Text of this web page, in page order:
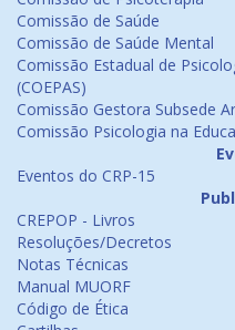
Comissão de Saúde
Comissão de Saúde Mental
Comissão Estadual de
(COEPAS)
Comissão Gestora Subsede
Comissão Psicologia na
Eventos do CRP-15
CREPOP - Livros
Resoluções/Decretos
Notas Técnicas
Manual MUORF
Código de Ética